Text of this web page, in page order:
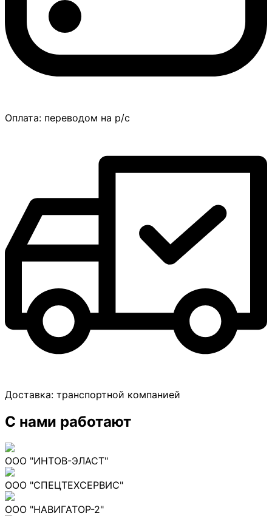
Оплата: переводом на р/с
Доставка: транспортной компанией
С нами работают
ООО "ИНТОВ-ЭЛАСТ"
ООО "СПЕЦТЕХСЕРВИС"
ООО "НАВИГАТОР-2"